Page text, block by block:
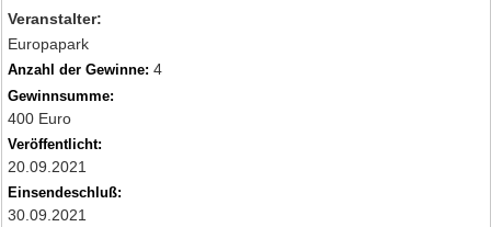
Veranstalter:
Europapark
Anzahl der Gewinne: 4
Gewinnsumme:
400 Euro
Veröffentlicht:
20.09.2021
Einsendeschluß:
30.09.2021